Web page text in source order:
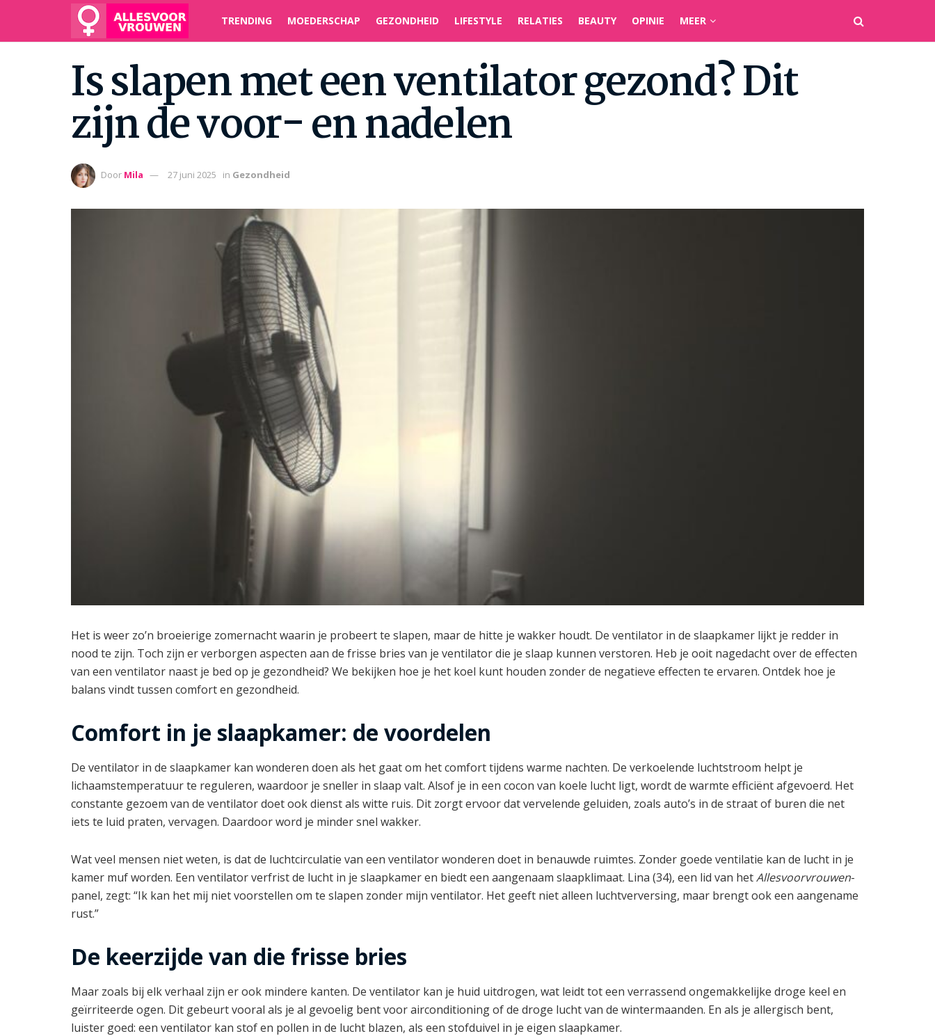
TRENDING MOEDERSCHAP GEZONDHEID LIFESTYLE RELATIES BEAUTY OPINIE MEER
Is slapen met een ventilator gezond? Dit
zijn de voor- en nadelen
Door Mila 27 juni 2025 in Gezondheid
Het is weer zo’n broeierige zomernacht waarin je probeert te slapen, maar de hitte je wakker houdt. De ventilator in de slaapkamer lijkt je redder in
nood te zijn. Toch zijn er verborgen aspecten aan de frisse bries van je ventilator die je slaap kunnen verstoren. Heb je ooit nagedacht over de effecten
van een ventilator naast je bed op je gezondheid? We bekijken hoe je het koel kunt houden zonder de negatieve effecten te ervaren. Ontdek hoe je
balans vindt tussen comfort en gezondheid.
Comfort in je slaapkamer: de voordelen
De ventilator in de slaapkamer kan wonderen doen als het gaat om het comfort tijdens warme nachten. De verkoelende luchtstroom helpt je
lichaamstemperatuur te reguleren, waardoor je sneller in slaap valt. Alsof je in een cocon van koele lucht ligt, wordt de warmte efficiënt afgevoerd. Het
constante gezoem van de ventilator doet ook dienst als witte ruis. Dit zorgt ervoor dat vervelende geluiden, zoals auto’s in de straat of buren die net
iets te luid praten, vervagen. Daardoor word je minder snel wakker.
Wat veel mensen niet weten, is dat de luchtcirculatie van een ventilator wonderen doet in benauwde ruimtes. Zonder goede ventilatie kan de lucht in je
kamer muf worden. Een ventilator verfrist de lucht in je slaapkamer en biedt een aangenaam slaapklimaat. Lina (34), een lid van hetAllesvoorvrouwen-
panel, zegt: “Ik kan het mij niet voorstellen om te slapen zonder mijn ventilator. Het geeft niet alleen luchtverversing, maar brengt ook een aangename
rust.”
De keerzijde van die frisse bries
Maar zoals bij elk verhaal zijn er ook mindere kanten. De ventilator kan je huid uitdrogen, wat leidt tot een verrassend ongemakkelijke droge keel en
geïrriteerde ogen. Dit gebeurt vooral als je al gevoelig bent voor airconditioning of de droge lucht van de wintermaanden. En als je allergisch bent,
luister goed: een ventilator kan stof en pollen in de lucht blazen, als een stofduivel in je eigen slaapkamer.